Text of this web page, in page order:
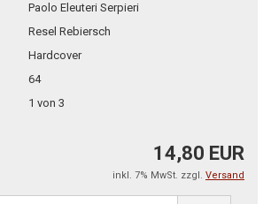
Paolo Eleuteri Serpieri
Resel Rebiersch
Hardcover
64
1 von 3
14,80 EUR
inkl. 7% MwSt. zzgl. Versand